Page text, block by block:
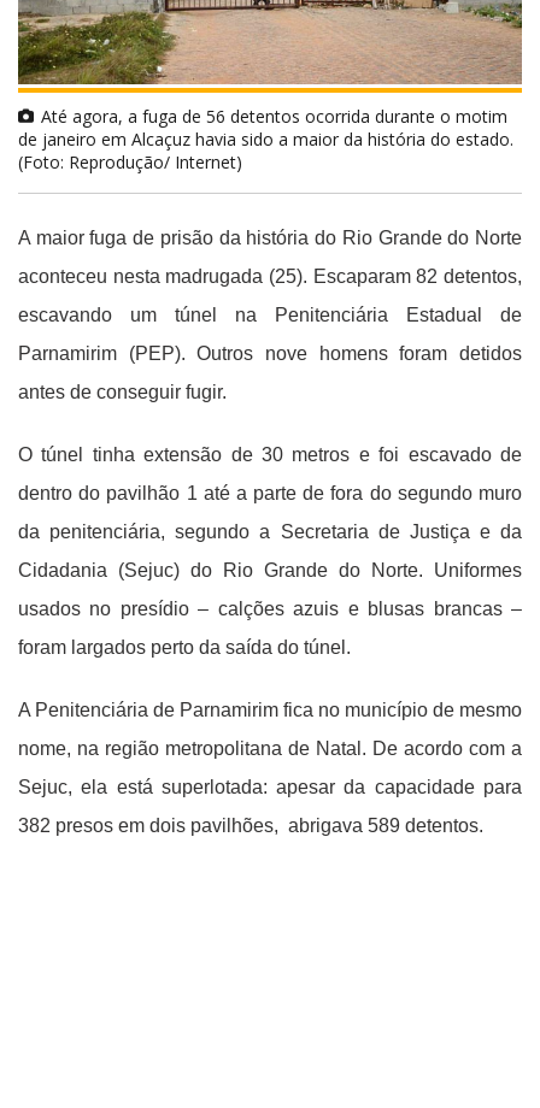
Até agora, a fuga de 56 detentos ocorrida durante o motim
de janeiro em Alcaçuz havia sido a maior da história do estado.
(Foto: Reprodução/ Internet)
A maior fuga de prisão da história do Rio Grande do Norte
aconteceu nesta madrugada (25). Escaparam 82 detentos,
escavando um túnel na Penitenciária Estadual de
Parnamirim (PEP). Outros nove homens foram detidos
antes de conseguir fugir.
O túnel tinha extensão de 30 metros e foi escavado de
dentro do pavilhão 1 até a parte de fora do segundo muro
da penitenciária, segundo a Secretaria de Justiça e da
Cidadania (Sejuc) do Rio Grande do Norte. Uniformes
usados no presídio – calções azuis e blusas brancas –
foram largados perto da saída do túnel.
A Penitenciária de Parnamirim fica no município de mesmo
nome, na região metropolitana de Natal. De acordo com a
Sejuc, ela está superlotada: apesar da capacidade para
382 presos em dois pavilhões, abrigava 589 detentos.